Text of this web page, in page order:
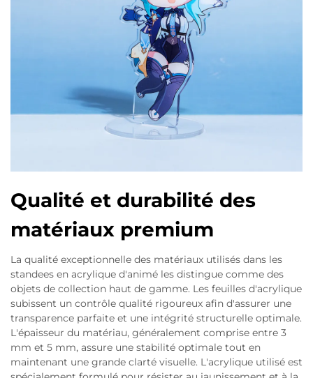
Qualité et durabilité des
matériaux premium
La qualité exceptionnelle des matériaux utilisés dans les
standees en acrylique d'animé les distingue comme des
objets de collection haut de gamme. Les feuilles d'acrylique
subissent un contrôle qualité rigoureux afin d'assurer une
transparence parfaite et une intégrité structurelle optimale.
L'épaisseur du matériau, généralement comprise entre 3
mm et 5 mm, assure une stabilité optimale tout en
maintenant une grande clarté visuelle. L'acrylique utilisé est